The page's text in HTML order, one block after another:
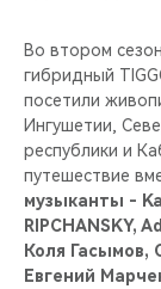
Во втором
гибридный
посетили
Ингушетии,
республики и
путешествие
музыканты -
RIPCHANSKY,
Коля
Евгений